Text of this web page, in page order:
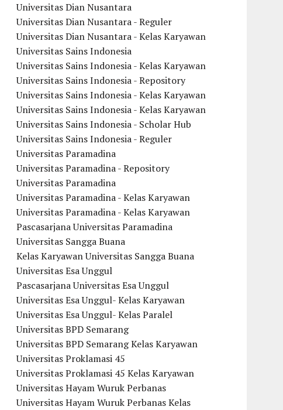
Universitas Dian Nusantara
Universitas Dian Nusantara - Reguler
Universitas Dian Nusantara - Kelas Karyawan
Universitas Sains Indonesia
Universitas Sains Indonesia - Kelas Karyawan
Universitas Sains Indonesia - Repository
Universitas Sains Indonesia - Kelas Karyawan
Universitas Sains Indonesia - Kelas Karyawan
Universitas Sains Indonesia - Scholar Hub
Universitas Sains Indonesia - Reguler
Universitas Paramadina
Universitas Paramadina - Repository
Universitas Paramadina
Universitas Paramadina - Kelas Karyawan
Universitas Paramadina - Kelas Karyawan
Pascasarjana Universitas Paramadina
Universitas Sangga Buana
Kelas Karyawan Universitas Sangga Buana
Universitas Esa Unggul
Pascasarjana Universitas Esa Unggul
Universitas Esa Unggul- Kelas Karyawan
Universitas Esa Unggul- Kelas Paralel
Universitas BPD Semarang
Universitas BPD Semarang Kelas Karyawan
Universitas Proklamasi 45
Universitas Proklamasi 45 Kelas Karyawan
Universitas Hayam Wuruk Perbanas
Universitas Hayam Wuruk Perbanas Kelas